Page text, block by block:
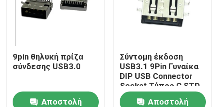
Γύρος εργοστασίων
Ποιοτικός έλεγχος
9pin θηλυκή πρίζα
σύνδεσης USB3.0
Αποστολή
Σύντομη έκδοση
USB3.1 9Pin Γυναίκα
DIP USB Connector
Socket Τύπος C STD
Αποστολή